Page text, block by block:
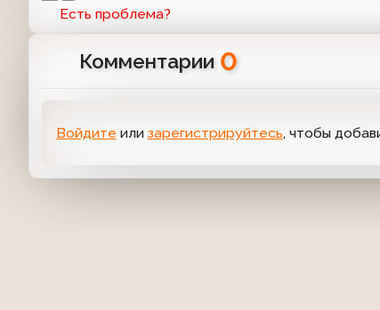
Есть проблема?
Комментарии 0
Войдите или зарегистрируйтесь, чтобы